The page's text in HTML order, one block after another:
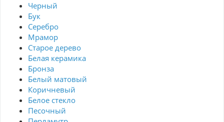
Черный
Бук
Серебро
Мрамор
Старое дерево
Белая керамика
Бронза
Белый матовый
Коричневый
Белое стекло
Песочный